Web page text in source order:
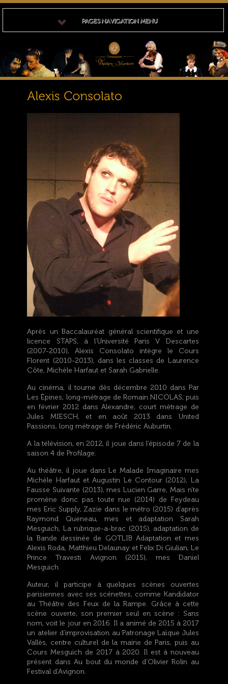
PAGES NAVIGATION MENU
Après un Baccalauréat général scientifique et une
licence STAPS, à l’Université Paris V Descartes
(2007-2010), Alexis Consolato intègre le Cours
Florent (2010-2013), dans les classes de Laurence
Côte, Michèle Harfaut et Sarah Gabrielle.
Au cinéma, il tourne dès décembre 2010 dans Par
Les Épines, long-métrage de Romain NICOLAS, puis
en février 2012 dans Alexandre, court métrage de
Jules MIESCH, et en août 2013 dans United
Passions, long métrage de Frédéric Auburtin.
A la télévision, en 2012, il joue dans l’épisode 7 de la
saison 4 de Profilage.
Au théâtre, il joue dans Le Malade Imaginaire mes
Michèle Harfaut et Augustin Le Contour (2012), La
Fausse Suivante (2013), mes Lucien Garre, Mais n’te
promène donc pas toute nue (2014) de Feydeau
mes Eric Supply, Zazie dans le métro (2015) d’après
Raymond Queneau, mes et adaptation Sarah
Mesguich, La rubrique-a-brac (2015), adaptation de
la Bande dessinée de GOTLIB Adaptation et mes
Alexis Roda, Matthieu Delaunay et Felix Di Giulian, Le
Prince Travesti Avignon (2015), mes Daniel
Mesguich.
Auteur, il participe à quelques scènes ouvertes
parisiennes avec ses scénettes, comme Kandidator
au Théâtre des Feux de la Rampe. Grâce à cette
scène ouverte, son premier seul en scène : Sans
nom, voit le jour en 2016. Il a animé de 2015 à 2017
un atelier d’improvisation au Patronage Laïque Jules
Vallès, centre culturel de la mairie de Paris, puis au
Cours Mesguich de 2017 à 2020. Il est à nouveau
présent dans Au bout du monde d’Olivier Rolin au
Festival d’Avignon.